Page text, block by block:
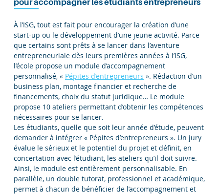
pour accompagner les étudiants entrepreneurs
À l’ISG, tout est fait pour encourager la création d’une
start-up ou le développement d’une jeune activité. Parce
que certains sont prêts à se lancer dans l’aventure
entrepreneuriale dès leurs premières années à l’ISG,
l’école propose un module d’accompagnement
personnalisé, « Pépites d’entrepreneurs ». Rédaction d’un
business plan, montage financier et recherche de
financements, choix du statut juridique… Le module
propose 10 ateliers permettant d’obtenir les compétences
nécessaires pour se lancer.
Les étudiants, quelle que soit leur année d’étude, peuvent
demander à intégrer « Pépites d’entrepreneurs ». Un jury
évalue le sérieux et le potentiel du projet et définit, en
concertation avec l’étudiant, les ateliers qu’il doit suivre.
Ainsi, le module est entièrement personnalisable. En
parallèle, un double tutorat, professionnel et académique,
permet à chacun de bénéficier de l’accompagnement et